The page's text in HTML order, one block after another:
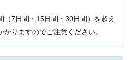
（7日間・15日間・30日間）を超え
かりますのでご注意ください。